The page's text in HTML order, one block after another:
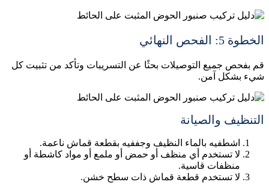
الخطوة 5: الفحص النهائي
قم بفحص جميع التوصيلات بحثًا عن التسريبات وتأكد من تثبيت كل
شيء بشكل آمن.
التنظيف والصيانة
اشطفيه بالماء النظيف وجففيه بقطعة قماش ناعمة.
لا تستخدم أي منظف أو حمض أو ملمع أو مواد كاشطة أو
منظفات قاسية.
لا تستخدم قطعة قماش ذات سطح خشن.